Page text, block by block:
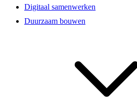
Digitaal samenwerken
Duurzaam bouwen